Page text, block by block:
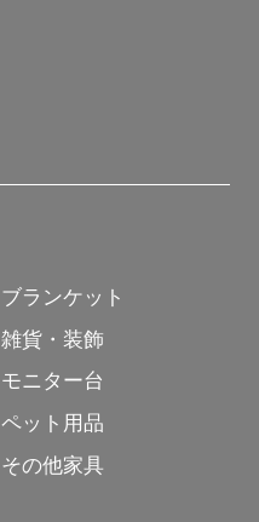
ブランケット
雑貨・装飾
モニター台
ペット用品
その他家具